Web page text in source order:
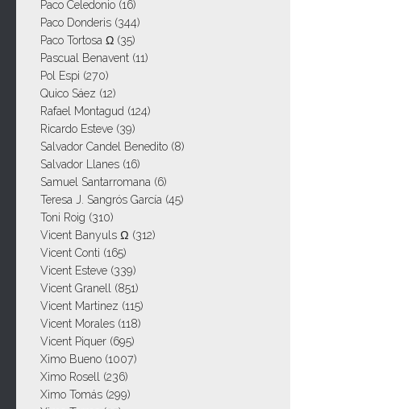
Paco Celedonio (16)
Paco Donderis (344)
Paco Tortosa Ω (35)
Pascual Benavent (11)
Pol Espi (270)
Quico Sáez (12)
Rafael Montagud (124)
Ricardo Esteve (39)
Salvador Candel Benedito (8)
Salvador Llanes (16)
Samuel Santarromana (6)
Teresa J. Sangrós García (45)
Toni Roig (310)
Vicent Banyuls Ω (312)
Vicent Conti (165)
Vicent Esteve (339)
Vicent Granell (851)
Vicent Martinez (115)
Vicent Morales (118)
Vicent Piquer (695)
Ximo Bueno (1007)
Ximo Rosell (236)
Ximo Tomás (299)